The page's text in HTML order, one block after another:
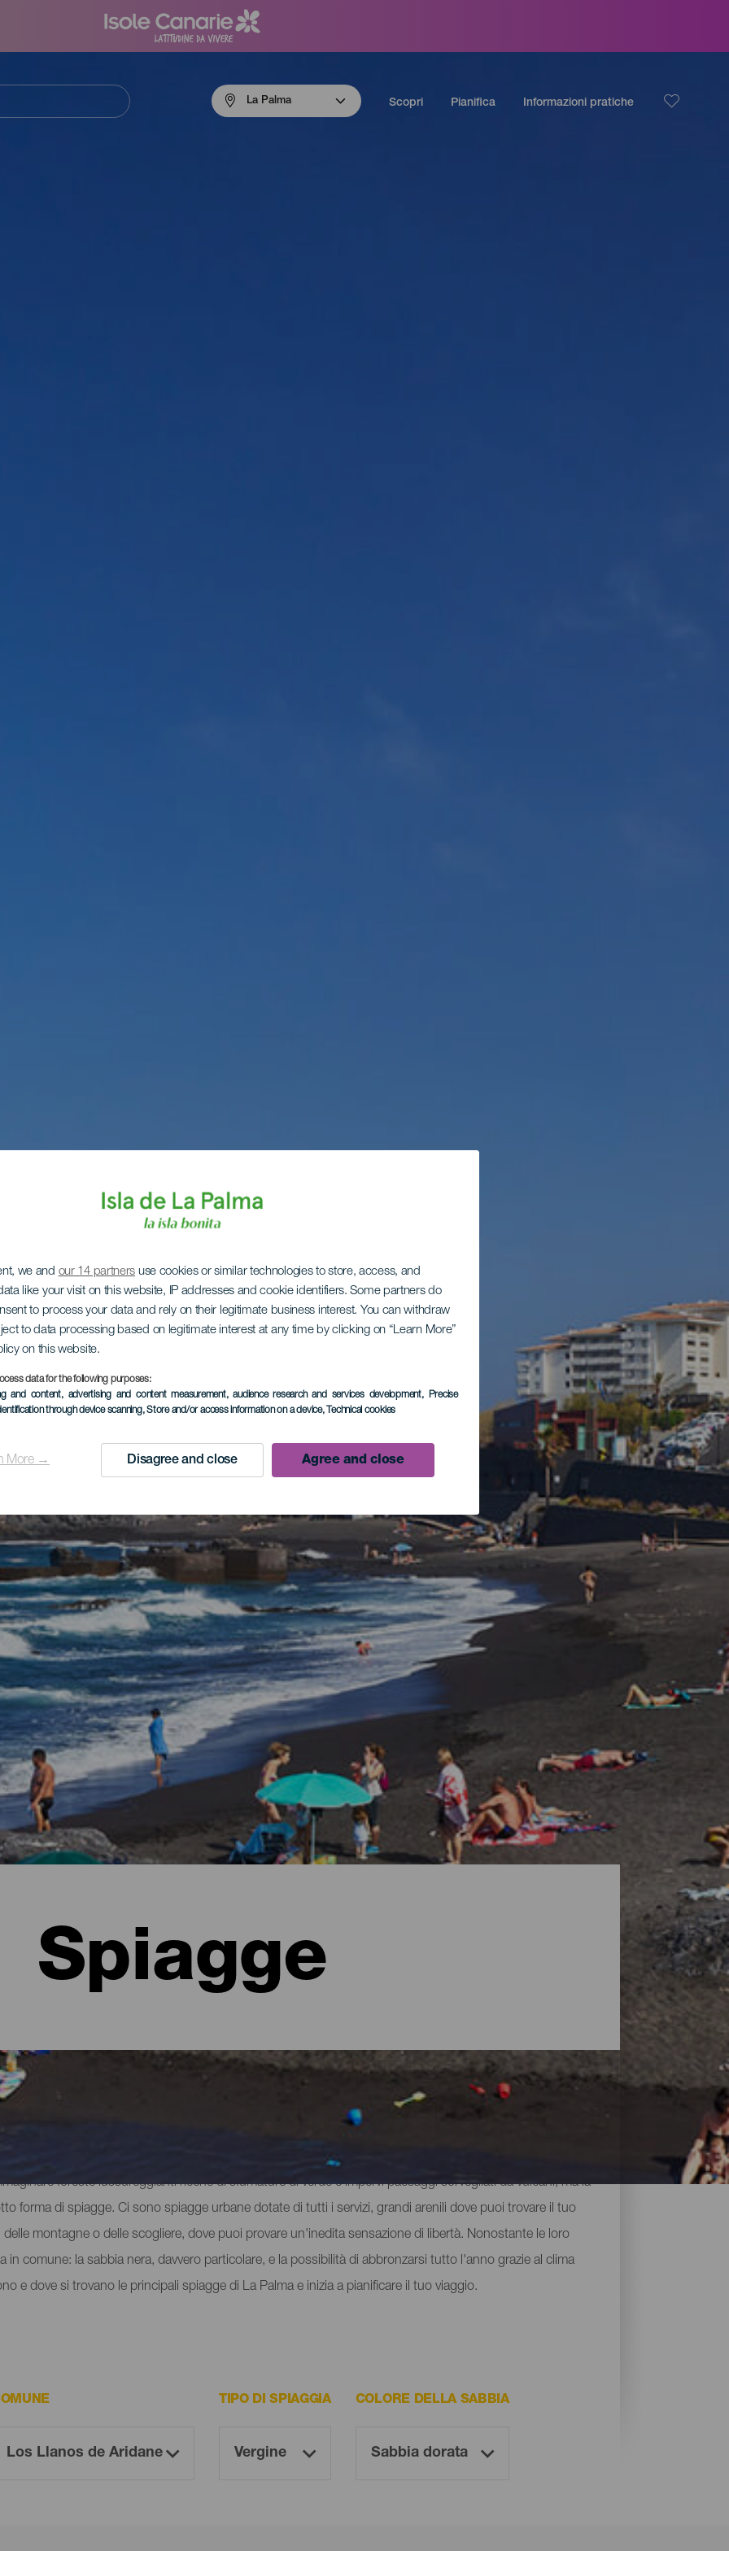
we and our 14 partners use cookies or similar technologies to store, access, and
like your visit on this website, IP addresses and cookie identifiers. Some partners do
to process your data and rely on their legitimate business interest. You can withdraw
to data processing based on legitimate interest at any time by clicking on “Learn More”
on this website.
data for the following purposes:
and content, advertising and content measurement, audience research and services development, Precise
through device scanning, Store and/or access information on a device, Technical cookies
More → Disagree and close Agree and close
La Palma Scopri Pianifica Informazioni pratiche
Spiagge
foreste lussureggianti ricche di sfumature di verde e impervi paesaggi sorvegliati da vulcani, ma la
forma di spiagge. Ci sono spiagge urbane dotate di tutti i servizi, grandi arenili dove puoi trovare il tuo
montagne o delle scogliere, dove puoi provare un'inedita sensazione di libertà. Nonostante le loro
in comune: la sabbia nera, davvero particolare, e la possibilità di abbronzarsi tutto l'anno grazie al clima
e dove si trovano le principali spiagge di La Palma e inizia a pianificare il tuo viaggio.
TIPO DI SPIAGGIA COLORE DELLA SABBIA